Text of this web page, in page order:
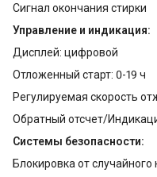
Сигнал окончания стирки
Управление и индикация:
Дисплей: цифровой
Отложенный старт: 0-19 ч
Регулируемая скорость
Обратный отсчет/
Системы безопасности:
Блокировка от